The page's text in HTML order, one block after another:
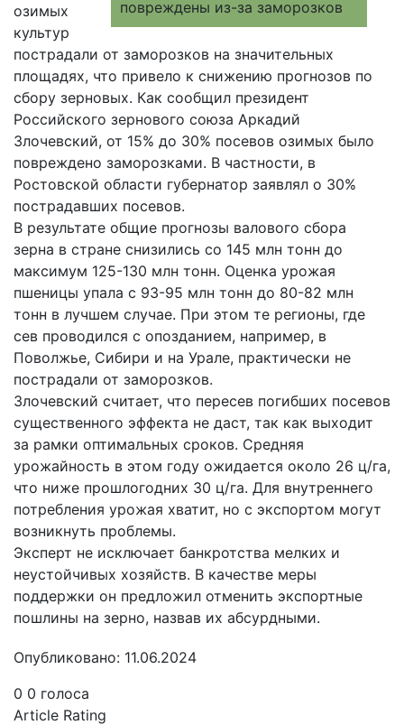
озимых
культур
пострадали от заморозков на значительных
площадях, что привело к снижению прогнозов по
сбору зерновых. Как сообщил президент
Российского зернового союза Аркадий
Злочевский, от 15% до 30% посевов озимых было
повреждено заморозками. В частности, в
Ростовской области губернатор заявлял о 30%
пострадавших посевов.
В результате общие прогнозы валового сбора
зерна в стране снизились со 145 млн тонн до
максимум 125-130 млн тонн. Оценка урожая
пшеницы упала с 93-95 млн тонн до 80-82 млн
тонн в лучшем случае. При этом те регионы, где
сев проводился с опозданием, например, в
Поволжье, Сибири и на Урале, практически не
пострадали от заморозков.
Злочевский считает, что пересев погибших посевов
существенного эффекта не даст, так как выходит
за рамки оптимальных сроков. Средняя
урожайность в этом году ожидается около 26 ц/га,
что ниже прошлогодних 30 ц/га. Для внутреннего
потребления урожая хватит, но с экспортом могут
возникнуть проблемы.
Эксперт не исключает банкротства мелких и
неустойчивых хозяйств. В качестве меры
поддержки он предложил отменить экспортные
пошлины на зерно, назвав их абсурдными.
Опубликовано: 11.06.2024
0 0 голоса
Article Rating